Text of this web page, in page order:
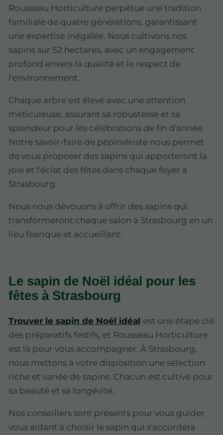
Rousseau Horticulture perpétue une tradition
familiale de quatre générations, garantissant
une expertise inégalée. Nous cultivons nos
sapins sur 52 hectares, avec un engagement
profond envers la qualité et le respect de
l'environnement.
Chaque arbre est élevé avec une attention
méticuleuse, assurant sa robustesse et sa
splendeur pour les célébrations de fin d'année.
Notre savoir-faire de pépiniériste nous permet
de vous proposer des sapins qui apporteront la
joie et l'éclat des fêtes dans chaque foyer à
Strasbourg.
Nous nous dévouons à offrir des sapins qui
transformeront chaque salon à Strasbourg en un
lieu féerique et accueillant.
Le sapin de Noël idéal pour les
fêtes à Strasbourg
Trouver le sapin de Noël idéal est une étape clé
des préparatifs festifs, et Rousseau Horticulture
est là pour vous accompagner. À Strasbourg,
nous mettons à votre disposition une sélection
riche et variée de sapins. Chacun est cultivé pour
sa beauté et sa longévité.
Nos conseillers sont présents pour vous guider,
vous aidant à choisir le sapin qui s'accordera